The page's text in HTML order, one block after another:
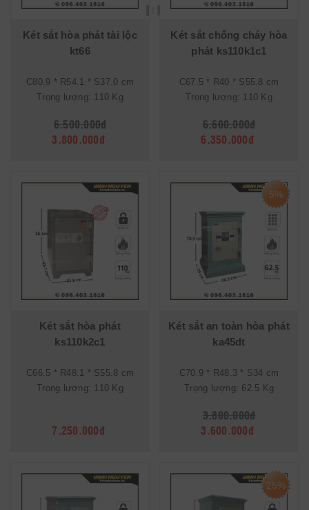
Két sắt hòa phát tài lộc
kt66
C80.9 * R54.1 * S37.0 cm
Trọng lượng: 110 Kg
6.500.000đ
3.800.000đ
Két sắt chống cháy hòa
phát ks110k1c1
C67.5 * R40 * S55.8 cm
Trọng lượng: 110 Kg
6.600.000đ
6.350.000đ
Két sắt hòa phát
ks110k2c1
C66.5 * R48.1 * S55.8 cm
Trọng lượng: 110 Kg
7.250.000đ
5%
Két sắt an toàn hòa phát
ka45dt
C70.9 * R48.3 * S34 cm
Trọng lượng: 62.5 Kg
3.800.000đ
3.600.000đ
25%